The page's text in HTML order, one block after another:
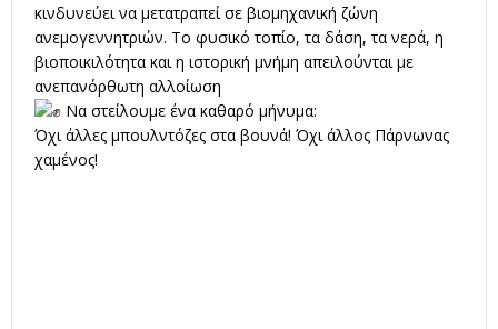
κινδυνεύει να μετατραπεί σε βιομηχανική ζώνη
ανεμογεννητριών. Το φυσικό τοπίο, τα δάση, τα νερά, η
βιοποικιλότητα και η ιστορική μνήμη απειλούνται με
ανεπανόρθωτη αλλοίωση
Να στείλουμε ένα καθαρό μήνυμα:
Όχι άλλες μπουλντόζες στα βουνά! Όχι άλλος Πάρνωνας
χαμένος!